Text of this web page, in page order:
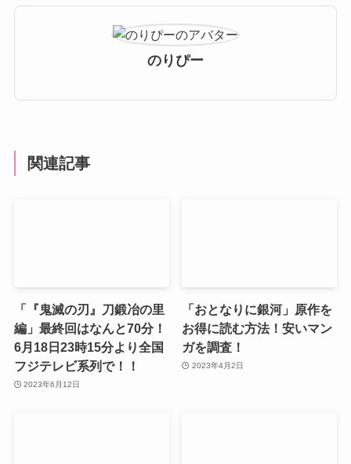
のりぴー
関連記事
「『鬼滅の刃』刀鍛冶の里
編」最終回はなんと70分！
6月18日23時15分より全国
フジテレビ系列で！！
2023年6月12日
「おとなりに銀河」原作を
お得に読む方法！安いマン
ガを調査！
2023年4月2日